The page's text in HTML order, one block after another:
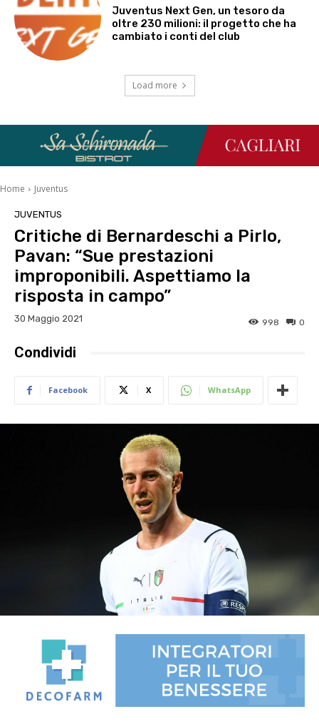
Juventus Next Gen, un tesoro da
oltre 230 milioni: il progetto che ha
cambiato i conti del club
Load more